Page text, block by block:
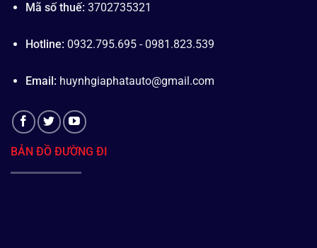
Mã số thuế: 3702735321
Hotline: 0932.795.695 - 0981.823.539
Email: huynhgiaphatauto@gmail.com
BẢN ĐỒ ĐƯỜNG ĐI